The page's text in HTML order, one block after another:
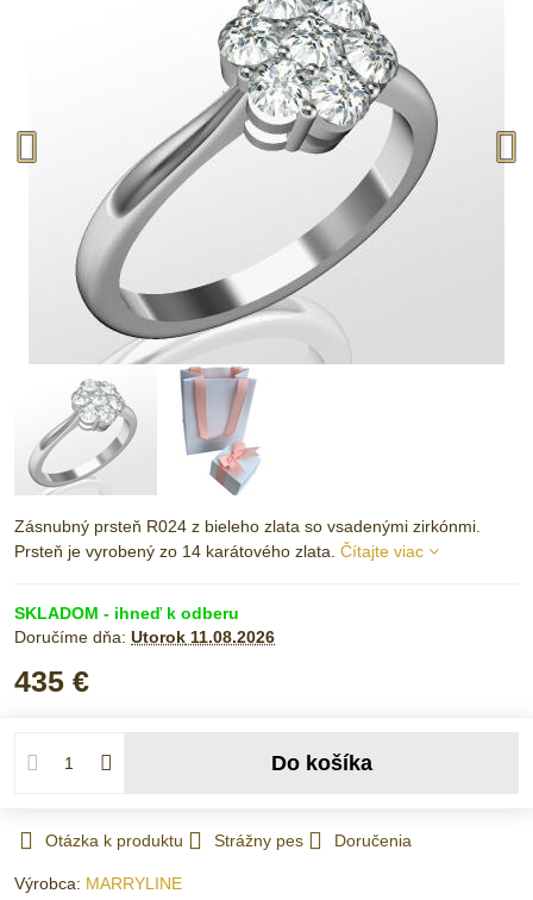
Zásnubný prsteň R024 z bieleho zlata so vsadenými zirkónmi.
Prsteň je vyrobený zo 14 karátového zlata. Čítajte viac
SKLADOM - ihneď k odberu
Doručíme dňa: Utorok 11.08.2026
435 €
Do košíka
Otázka k produktu Strážny pes Doručenia
Výrobca: MARRYLINE